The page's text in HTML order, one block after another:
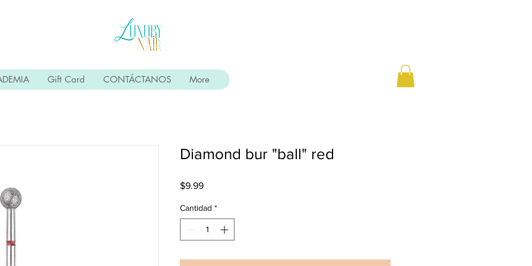
Diamond bur "ball" red
$9.99Precio
Cantidad *
Gift Card CONTÁCTANOS More